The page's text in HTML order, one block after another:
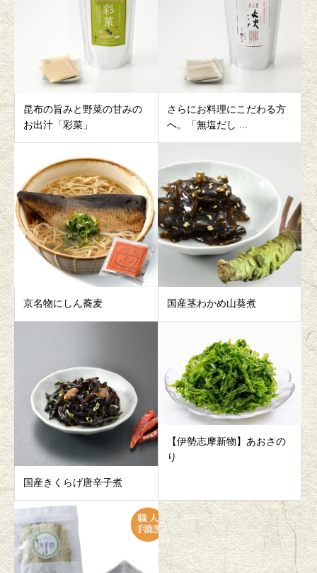
昆布の旨みと野菜の甘みの
お出汁「彩菜」
さらにお料理にこだわる方
へ。「無塩だし ...
京名物にしん蕎麦 国産茎わかめ山葵煮
国産きくらげ唐辛子煮
【伊勢志摩新物】あおさの
り